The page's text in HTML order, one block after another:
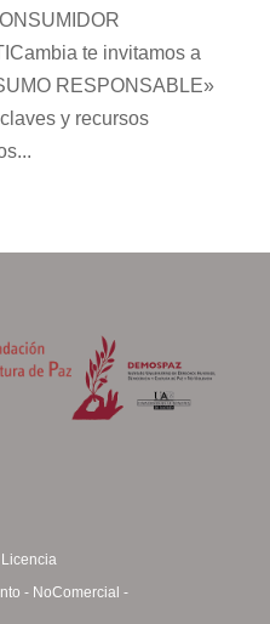
te invitamos a
RESPONSABLE»
y recursos
- NoComercial -